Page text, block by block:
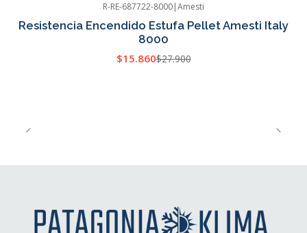
-43%
OFF
R-RE-687722-8000|Amesti
Resistencia Encendido Estufa Pellet Amesti Italy
8000
$15.860$27.900